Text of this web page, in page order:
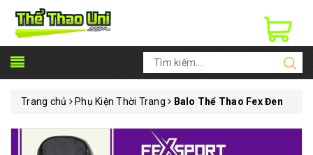
Trang chủ Phụ Kiện Thời Trang Balo Thể Thao Fex Đen